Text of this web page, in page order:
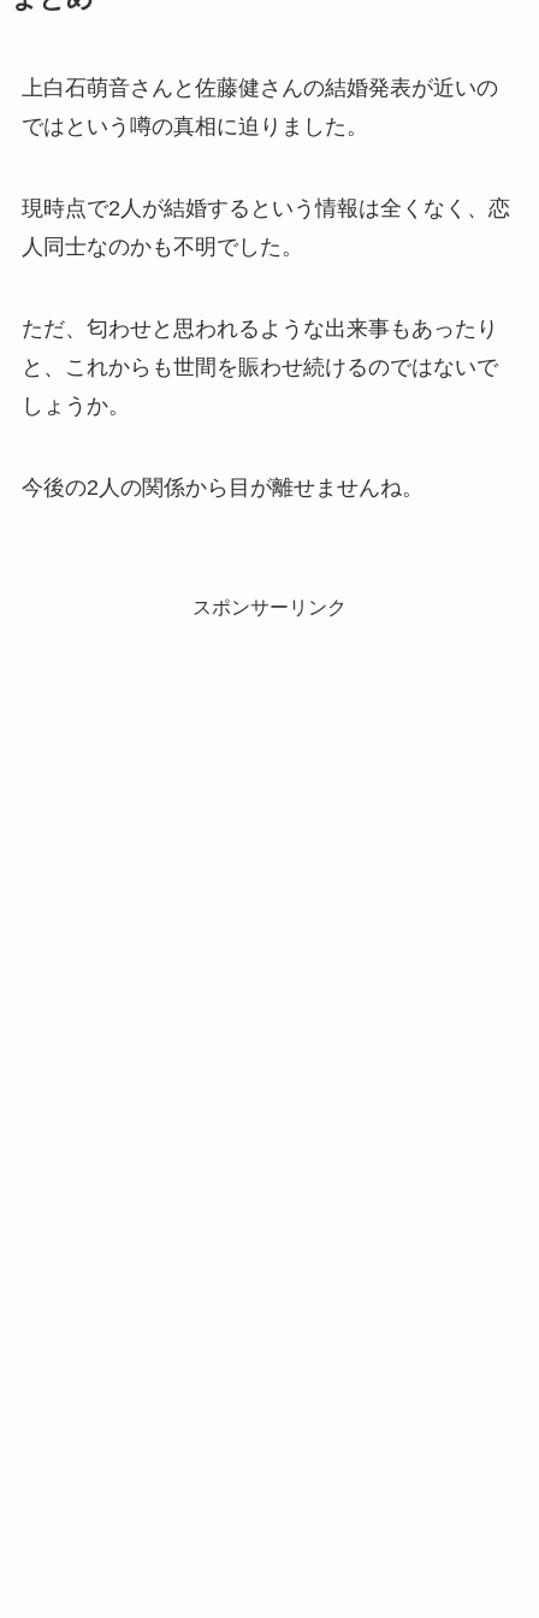
上白石萌音さんと佐藤健さんの結婚発表が近いの
ではという噂の真相に迫りました。
現時点で2人が結婚するという情報は全くなく、恋
人同士なのかも不明でした。
ただ、匂わせと思われるような出来事もあったり
と、これからも世間を賑わせ続けるのではないで
しょうか。
今後の2人の関係から目が離せませんね。
スポンサーリンク